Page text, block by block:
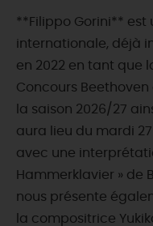
**Filippo Gorini** est
internationale, déjà
en 2022 en tant que
Concours Beethoven
la saison 2026/27
aura lieu du mardi
avec une
Hammerklavier » de
nous présente
la compositrice